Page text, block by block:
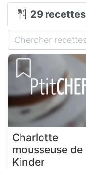
29 recettes
Charlotte
mousseuse de
Kinder